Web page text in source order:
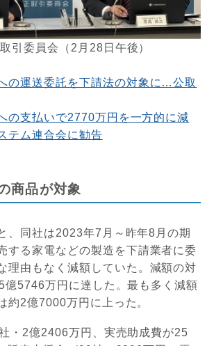
引委員会（2月28日午後）
の運送委託を下請法の対象に…公取
の支払いで2770万円を一方的に減
テム連合会に勧告
商品が対象
、同社は2023年7月～昨年8月の期
する家電などの製造を下請業者に委
理由もなく減額していた。減額の対
億5746万円に達した。最も多く減額
約2億7000万円に上った。
・2億2406万円、実売助成費が25